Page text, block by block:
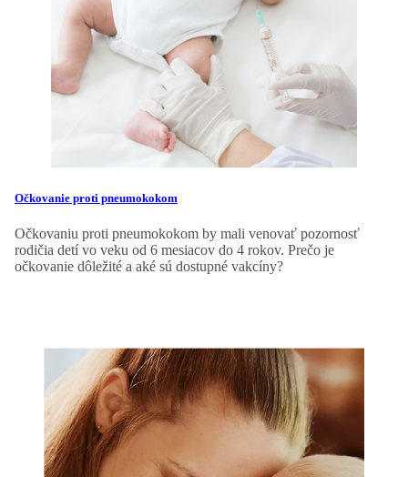
Očkovanie proti pneumokokom
Očkovaniu proti pneumokokom by mali venovať pozornosť
rodičia detí vo veku od 6 mesiacov do 4 rokov. Prečo je
očkovanie dôležité a aké sú dostupné vakcíny?